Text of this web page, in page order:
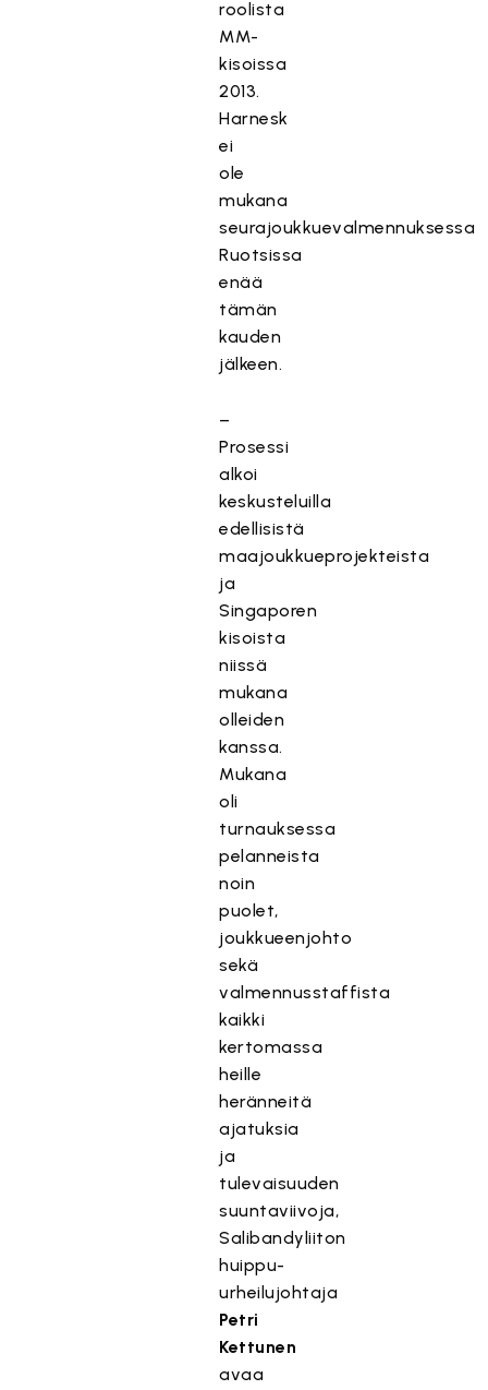
roolista
MM-
kisoissa
2013.
Harnesk
ei
ole
mukana
seurajoukkuevalmennuksessa
Ruotsissa
enää
tämän
kauden
jälkeen.
–
Prosessi
alkoi
keskusteluilla
edellisistä
maajoukkueprojekteista
ja
Singaporen
kisoista
niissä
mukana
olleiden
kanssa.
Mukana
oli
turnauksessa
pelanneista
noin
puolet,
joukkueenjohto
sekä
valmennusstaffista
kaikki
kertomassa
heille
heränneitä
ajatuksia
ja
tulevaisuuden
suuntaviivoja,
Salibandyliiton
huippu-
urheilujohtaja
Petri
Kettunen
avaa